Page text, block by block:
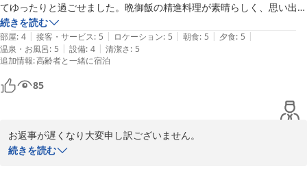
てゆったりと過ごせました。晩御飯の精進料理が素晴らしく、思い出に
残る食事でした。お風呂は家族風呂で、お湯も良いお湯でした。トイレ
は共同とのことでしたが部屋のすぐ外にあって誰か鉢合わせすることも
なく問題ありませんでした。清水寺がこんなに広く大きな場所と知ら
ず、もっとゆっくり時間を取りたかったのですが、他にも予定があった
ので小一時間の散策のみしました。予約される方は最低2時間ぐらいの
んびり歩く時間を想定されると良いと思います。実は忘れ物をしてしま
ったのですがそれも連絡を入れるとすぐに送っていただきました。その
続きを読む
部屋: 4 | 接客・サービス: 5 | ロケーション: 5 | 朝食: 5 | 夕食: 5 |
温泉・お風呂: 5 | 設備: 4 | 清潔さ: 5
追加情報:高齢者と一緒に宿泊
85
お返事が遅くなり大変申し訳ございません。
先日は当館にお越しいただき、誠にありがとうございました。
続きを読む